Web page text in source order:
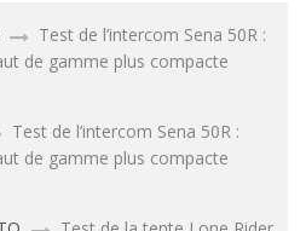
Test de l’intercom Sena 50R :
de gamme plus compacte
Test de l’intercom Sena 50R :
de gamme plus compacte